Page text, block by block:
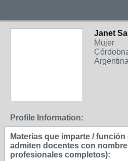
Janet
Mujer
Argentina
Profile Information:
Materias que imparte /
admiten docentes con
profesionales completos):